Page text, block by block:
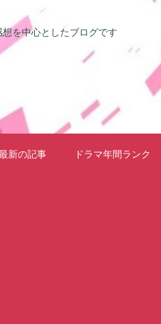
を中心としたブログです
新の記事 ドラマ年間ランク